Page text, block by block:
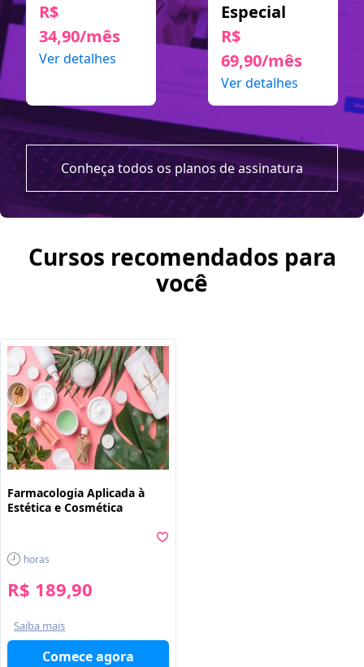
R$
34,90/mês
Ver detalhes
Especial
R$
69,90/mês
Ver detalhes
Conheça todos os planos de assinatura
Cursos recomendados para
você
Farmacologia Aplicada à
Estética e Cosmética
horas
R$ 189,90
Saiba mais
Comece agora